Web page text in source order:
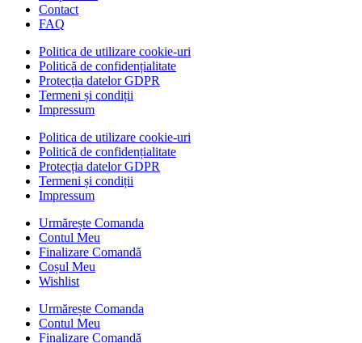
Contact
FAQ
Politica de utilizare cookie-uri
Politică de confidențialitate
Protecția datelor GDPR
Termeni și condiții
Impressum
Politica de utilizare cookie-uri
Politică de confidențialitate
Protecția datelor GDPR
Termeni și condiții
Impressum
Urmărește Comanda
Contul Meu
Finalizare Comandă
Coșul Meu
Wishlist
Urmărește Comanda
Contul Meu
Finalizare Comandă